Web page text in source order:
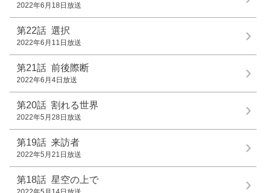
2022年6月18日放送
第22話 選択
2022年6月11日放送
第21話 前後際断
2022年6月4日放送
第20話 割れる世界
2022年5月28日放送
第19話 来訪者
2022年5月21日放送
第18話 星空の上で